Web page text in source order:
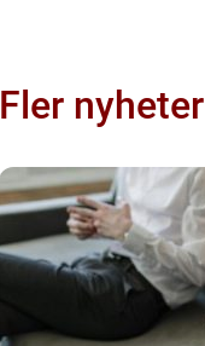
Fler nyheter